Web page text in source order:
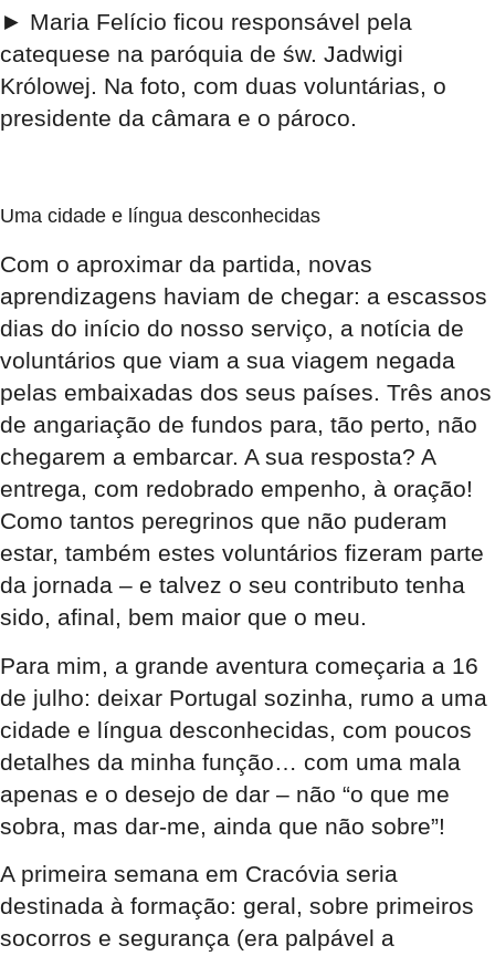
► Maria Felício ficou responsável pela
catequese na paróquia de św. Jadwigi
Królowej. Na foto, com duas voluntárias, o
presidente da câmara e o pároco.
Uma cidade e língua desconhecidas
Com o aproximar da partida, novas
aprendizagens haviam de chegar: a escassos
dias do início do nosso serviço, a notícia de
voluntários que viam a sua viagem negada
pelas embaixadas dos seus países. Três anos
de angariação de fundos para, tão perto, não
chegarem a embarcar. A sua resposta? A
entrega, com redobrado empenho, à oração!
Como tantos peregrinos que não puderam
estar, também estes voluntários fizeram parte
da jornada – e talvez o seu contributo tenha
sido, afinal, bem maior que o meu.
Para mim, a grande aventura começaria a 16
de julho: deixar Portugal sozinha, rumo a uma
cidade e língua desconhecidas, com poucos
detalhes da minha função… com uma mala
apenas e o desejo de dar – não “o que me
sobra, mas dar-me, ainda que não sobre”!
A primeira semana em Cracóvia seria
destinada à formação: geral, sobre primeiros
socorros e segurança (era palpável a